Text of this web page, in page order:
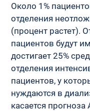
Около 1%
отделения
(процент растет).
пациентов будут
достигает 25%
отделения
пациентов, у
нуждаются в
касается